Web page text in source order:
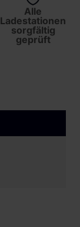
Alle
Ladestationen
sorgfältig
geprüft